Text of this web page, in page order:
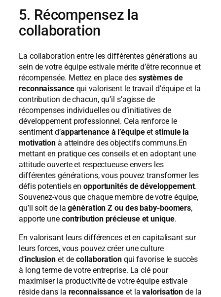
5. Récompensez la
collaboration
La collaboration entre les différentes générations au
sein de votre équipe estivale mérite d’être reconnue et
récompensée. Mettez en place des systèmes de
reconnaissancequi valorisent le travail d’équipe et la
contribution de chacun, qu’il s’agisse de
récompenses individuelles ou d’initiatives de
développement professionnel. Cela renforce le
sentiment d’appartenance à l’équipeetstimule la
motivation à atteindre des objectifs communs.En
mettant en pratique ces conseils et en adoptant une
attitude ouverte et respectueuse envers les
différentes générations, vous pouvez transformer les
défis potentiels enopportunités de développement.
Souvenez-vous que chaque membre de votre équipe,
qu’il soit de lagénération Z ou des baby-boomers,
apporte une contribution précieuse et unique.
En valorisant leurs différences et en capitalisant sur
leurs forces, vous pouvez créer une culture
d’inclusionet decollaborationqui favorise le succès
à long terme de votre entreprise. La clé pour
maximiser la productivité de votre équipe estivale
réside dans la reconnaissance et lavalorisation de la